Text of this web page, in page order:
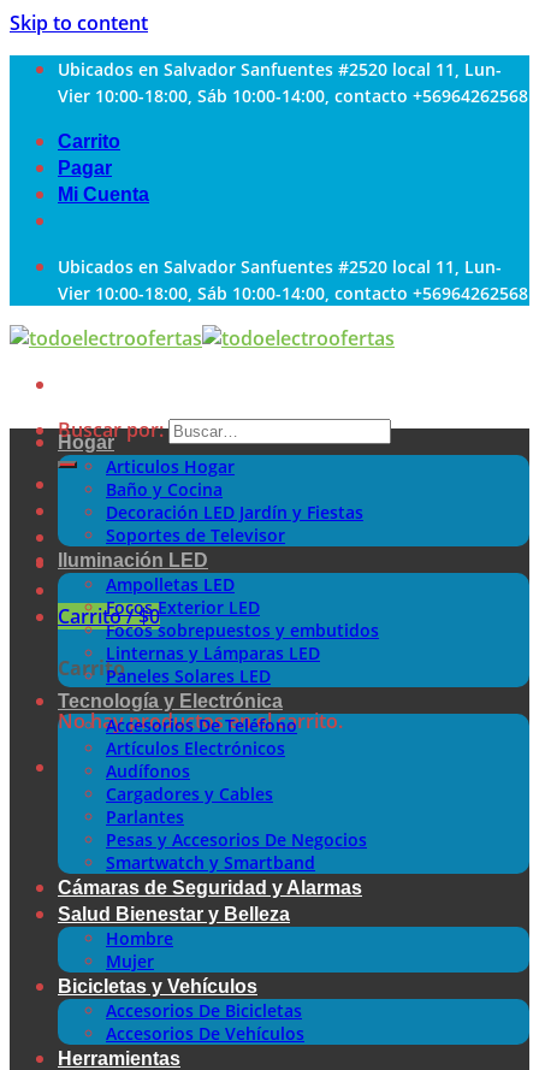
Skip to content
Ubicados en Salvador Sanfuentes #2520 local 11, Lun-
Vier 10:00-18:00, Sáb 10:00-14:00, contacto +56964262568
Carrito
Pagar
Mi Cuenta
Ubicados en Salvador Sanfuentes #2520 local 11, Lun-
Vier 10:00-18:00, Sáb 10:00-14:00, contacto +56964262568
Buscar por:
Carrito /$0
Carrito
No hay productos en el carrito.
Hogar
Articulos Hogar
Baño y Cocina
Decoración LED Jardín y Fiestas
Soportes de Televisor
Iluminación LED
Ampolletas LED
Focos Exterior LED
Focos sobrepuestos y embutidos
Linternas y Lámparas LED
Paneles Solares LED
Tecnología y Electrónica
Accesorios De Teléfono
Artículos Electrónicos
Audífonos
Cargadores y Cables
Parlantes
Pesas y Accesorios De Negocios
Smartwatch y Smartband
Cámaras de Seguridad y Alarmas
Salud Bienestar y Belleza
Hombre
Mujer
Bicicletas y Vehículos
Accesorios De Bicicletas
Accesorios De Vehículos
Herramientas